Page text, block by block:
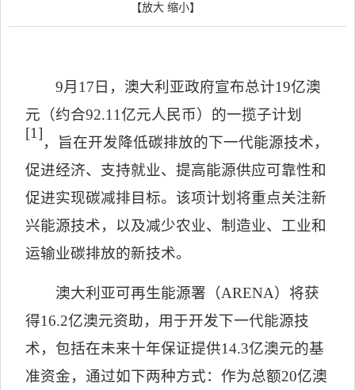
【放大 缩小】
9月 17 日，澳大利亚政府宣布总计19亿澳
元（约合92.11亿元人民币）的一揽子计划
[1]
，旨在开发降低碳排放的下一代能源技术，
促进经济、支持就业、提高能源供应可靠性和
促进实现碳减排目标。该项计划将重点关注新
兴能源技术，以及减少农业、制造业、工业和
运输业碳排放的新技术。
澳大利亚可再生能源署（ARENA）将获
得16.2亿澳元资助，用于开发下一代能源技
术，包括在未来十年保证提供14.3亿澳元的基
准资金，通过如下两种方式：作为总额20亿澳